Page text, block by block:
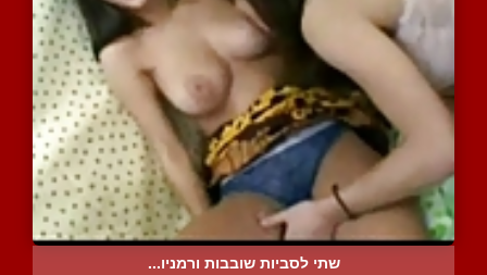
שתי לסביות שובבות ורמניו...